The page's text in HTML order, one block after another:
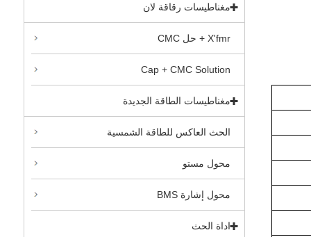
مغناطيسات رقاقة لان
X'fmr + حل CMC
Cap + CMC Solution
مغناطيسات الطاقة الجديدة
الحث العاكس للطاقة الشمسية
محول مستو
محول إشارة BMS
اداة الحث